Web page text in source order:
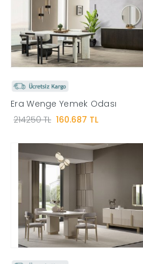
Era Wenge Yemek Odası
214250 TL 160.687 TL